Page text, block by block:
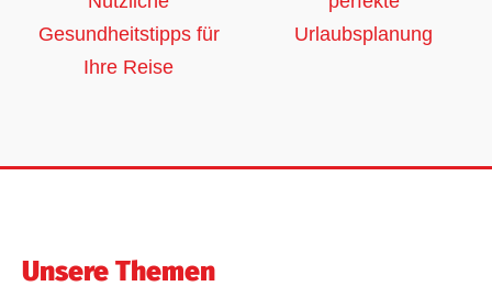
Gesundheitstipps für
Ihre Reise
Urlaubsplanung
Unsere Themen